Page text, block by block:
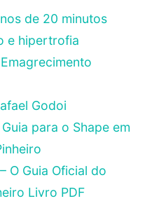
de 20 minutos
e hipertrofia
Godoi
para o Shape em
O Guia Oficial do
Livro PDF